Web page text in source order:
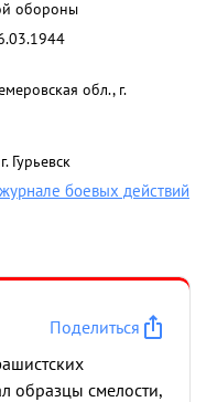
обороны
обл., г.
Гурьевск
боевых действий
Поделиться
образцы смелости,